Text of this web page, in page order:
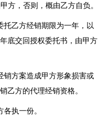
方，否则，概由乙方自负。
托乙方经销期限为一年，以
底交回授权委托书，由甲方
销方案造成甲方形象损害或
乙方的代理经销资格。
执一份。